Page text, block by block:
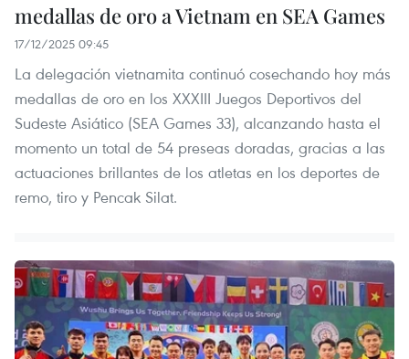
medallas de oro a Vietnam en SEA Games
17/12/2025 09:45
La delegación vietnamita continuó cosechando hoy más
medallas de oro en los XXXIII Juegos Deportivos del
Sudeste Asiático (SEA Games 33), alcanzando hasta el
momento un total de 54 preseas doradas, gracias a las
actuaciones brillantes de los atletas en los deportes de
remo, tiro y Pencak Silat.